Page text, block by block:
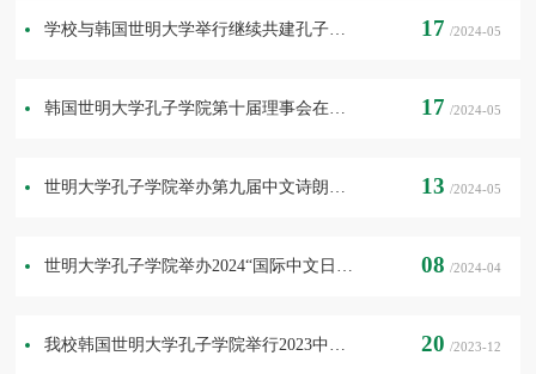
17 /2024-05
17 /2024-05
13 /2024-05
08 /2024-04
20 /2023-12